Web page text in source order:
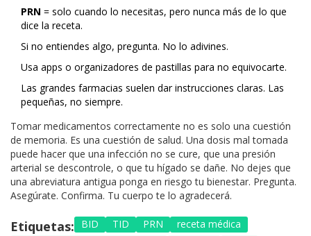
PRN = solo cuando lo necesitas, pero nunca más de lo que
dice la receta.
Si no entiendes algo, pregunta. No lo adivines.
Usa apps o organizadores de pastillas para no equivocarte.
Las grandes farmacias suelen dar instrucciones claras. Las
pequeñas, no siempre.
Tomar medicamentos correctamente no es solo una cuestión
de memoria. Es una cuestión de salud. Una dosis mal tomada
puede hacer que una infección no se cure, que una presión
arterial se descontrole, o que tu hígado se dañe. No dejes que
una abreviatura antigua ponga en riesgo tu bienestar. Pregunta.
Asegúrate. Confirma. Tu cuerpo te lo agradecerá.
Etiquetas: BID TID PRN
receta médica